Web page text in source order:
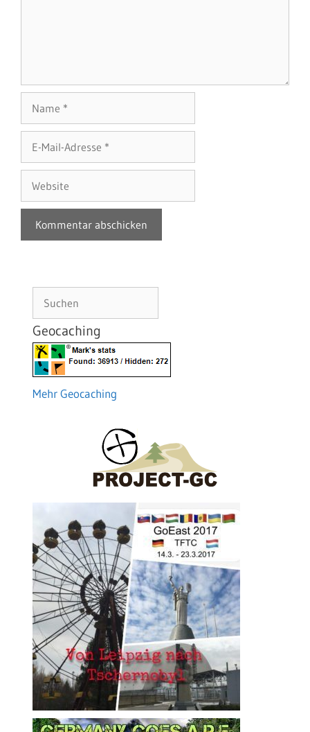
Mail-
Adresse
Geocaching
Mehr Geocaching